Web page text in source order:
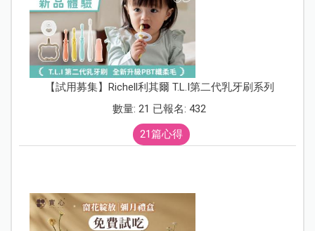
【試用募集】Richell利其爾 T.L.I第二代乳牙刷系列
數量: 21 已報名: 432
21篇心得